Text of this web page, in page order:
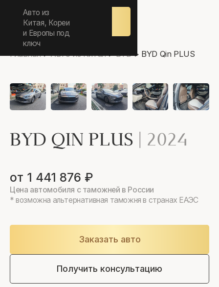
Авто из
Китая, Кореи
и Европы под
ключ
Оставить
заявку
Главная>Авто из Китая>BYD> BYD Qin PLUS
BYD QIN PLUS | 2024
от 1 441 876 ₽
Цена автомобиля с таможней в России
* возможна альтернативная таможня в странах ЕАЭС
Заказать авто
Получить консультацию